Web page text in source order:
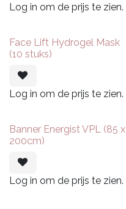
Log in om de prijs te zien.
Face Lift Hydrogel Mask
(10 stuks)
Log in om de prijs te zien.
Banner Energist VPL (85 x
200cm)
Log in om de prijs te zien.